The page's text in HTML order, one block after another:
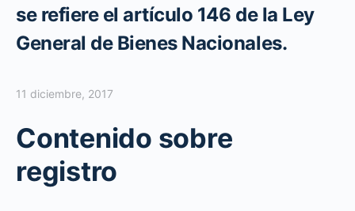
se refiere el artículo 146 de la Ley
General de Bienes Nacionales.
11 diciembre, 2017
Contenido sobre
registro